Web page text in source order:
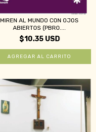
MIREN AL MUNDO CON OJOS
ABIERTOS (PBRO....
$10.35 USD